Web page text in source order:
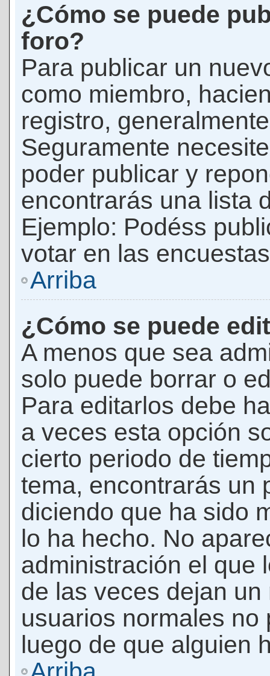
¿Cómo se puede
foro?
Para publicar un
como miembro,
registro,
Seguramente
poder publicar y
encontrarás una lista
Ejemplo: Podéss
votar en las
Arriba
¿Cómo se puede
A menos que sea
solo puede borrar o
Para editarlos debe
a veces esta opción
cierto periodo de
tema, encontrarás un
diciendo que ha sido
lo ha hecho. No
administración el que
de las veces dejan
usuarios normales
luego de que alguien